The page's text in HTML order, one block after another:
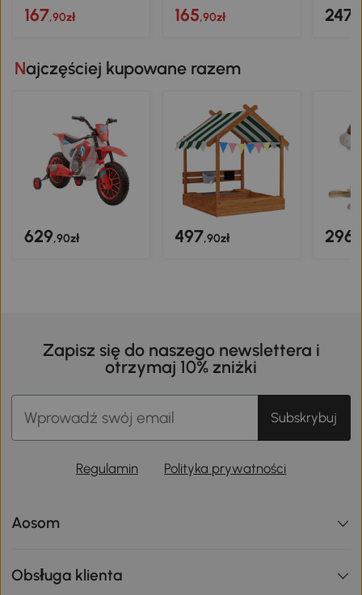
167,90zł 165,90zł 247
Najczęściej kupowane razem
629,90zł 497,90zł 296
Zapisz się do naszego newslettera i
otrzymaj 10% zniżki
Subskrybuj
Regulamin Polityka prywatności
Aosom
Obsługa klienta